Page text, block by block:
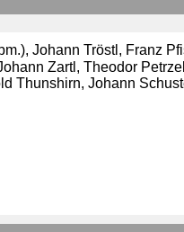
Johann Tröstl, Franz
Zartl, Theodor
Thunshirn, Johann